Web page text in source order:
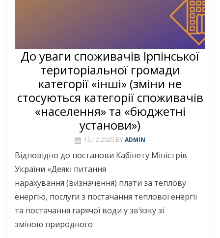
До уваги споживачів Ірпінської
територіальної громади
категорії «інші» (зміни не
стосуються категорії споживачів
«населення» та «бюджетні
установи»)
15.12.2025 BYADMIN
Відповідно до постанови Кабінету Міністрів
України «Деякі питання
нарахування (визначення) плати за теплову
енергію, послуги з постачання теплової енергії
та постачання гарячої води у зв’язку зі
зміною природного